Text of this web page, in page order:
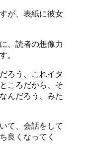
が、表紙に彼女
、読者の想像力
。
ろう、これイタ
ころだから、そ
んだろう、みた
て、会話をして
良くなってく